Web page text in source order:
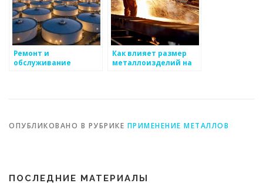
Ремонт и
обслуживание
Как влияет размер
металлоизделий на
ОПУБЛИКОВАНО В РУБРИКЕ ПРИМЕНЕНИЕ МЕТАЛЛОВ
ПОСЛЕДНИЕ МАТЕРИАЛЫ